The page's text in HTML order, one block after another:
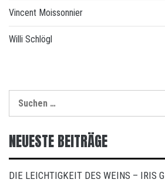
Vincent Moissonnier
Willi Schlögl
nach:
NEUESTE BEITRÄGE
DIE LEICHTIGKEIT DES WEINS – IRIS